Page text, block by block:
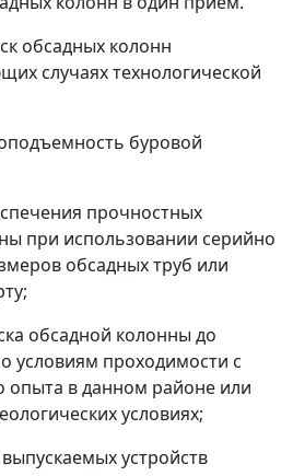
обсадных колонн
случаях технологической
буровой
прочностных
при использовании серийно
обсадных труб или
обсадной колонны до
условиям проходимости с
опыта в данном районе или
условиях;
устройств